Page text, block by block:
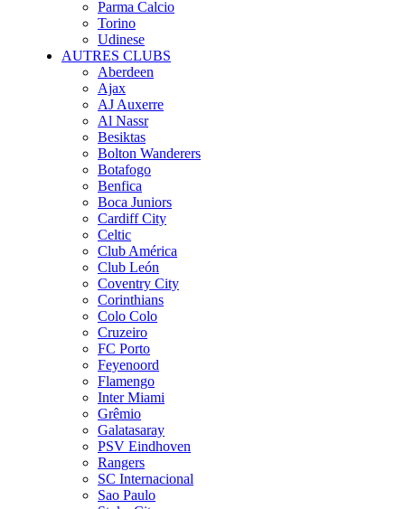
Parma Calcio
Torino
Udinese
AUTRES CLUBS
Aberdeen
Ajax
AJ Auxerre
Al Nassr
Besiktas
Bolton Wanderers
Botafogo
Benfica
Boca Juniors
Cardiff City
Celtic
Club América
Club León
Coventry City
Corinthians
Colo Colo
Cruzeiro
FC Porto
Feyenoord
Flamengo
Inter Miami
Grêmio
Galatasaray
PSV Eindhoven
Rangers
SC Internacional
Sao Paulo